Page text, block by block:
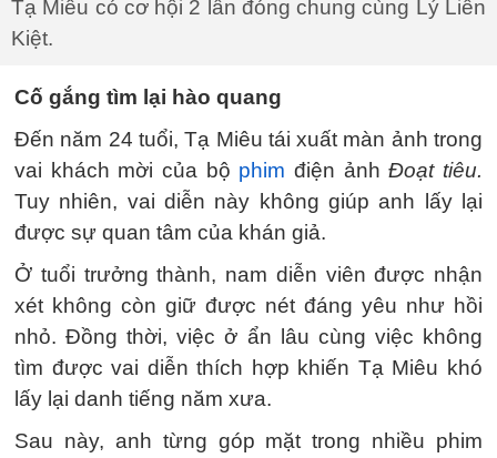
Tạ Miêu có cơ hội 2 lần đóng chung cùng Lý Liên
Kiệt.
Cố gắng tìm lại hào quang
Đến năm 24 tuổi, Tạ Miêu tái xuất màn ảnh trong
vai khách mời của bộ phim điện ảnhĐoạt tiêu.
Tuy nhiên, vai diễn này không giúp anh lấy lại
được sự quan tâm của khán giả.
Ở tuổi trưởng thành, nam diễn viên được nhận
xét không còn giữ được nét đáng yêu như hồi
nhỏ. Đồng thời, việc ở ẩn lâu cùng việc không
tìm được vai diễn thích hợp khiến Tạ Miêu khó
lấy lại danh tiếng năm xưa.
Sau này, anh từng góp mặt trong nhiều phim